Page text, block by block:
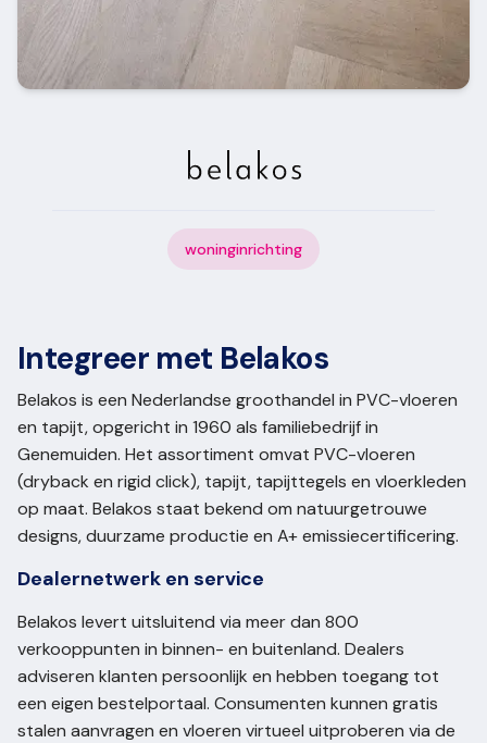
woninginrichting
Integreer met Belakos
Belakos is een Nederlandse groothandel in PVC-vloeren
en tapijt, opgericht in 1960 als familiebedrijf in
Genemuiden. Het assortiment omvat PVC-vloeren
(dryback en rigid click), tapijt, tapijttegels en vloerkleden
op maat. Belakos staat bekend om natuurgetrouwe
designs, duurzame productie en A+ emissiecertificering.
Dealernetwerk en service
Belakos levert uitsluitend via meer dan 800
verkooppunten in binnen- en buitenland. Dealers
adviseren klanten persoonlijk en hebben toegang tot
een eigen bestelportaal. Consumenten kunnen gratis
stalen aanvragen en vloeren virtueel uitproberen via de